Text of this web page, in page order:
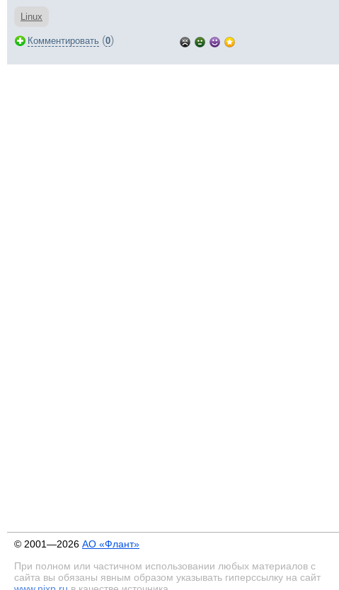
Linux
Комментировать (0)
© 2001—2026 АО «Флант»
При полном или частичном использовании любых материалов с
сайта вы обязаны явным образом указывать гиперссылку на сайт